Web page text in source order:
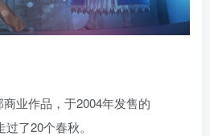
业作品，于2004年发售的
了20个春秋。